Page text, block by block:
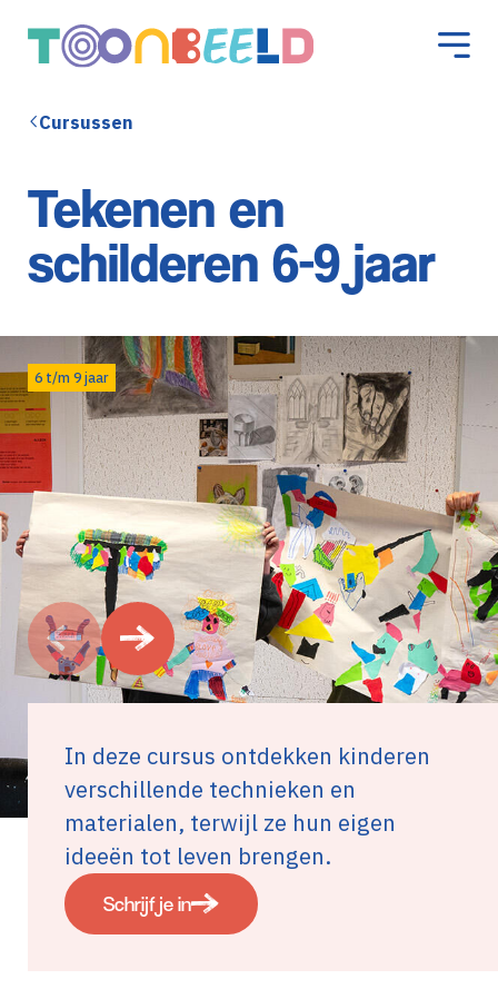
Cursussen
Tekenen en
schilderen 6-9 jaar
6 t/m 9 jaar
In deze cursus ontdekken kinderen
verschillende technieken en
materialen, terwijl ze hun eigen
ideeën tot leven brengen.
Schrijf je in